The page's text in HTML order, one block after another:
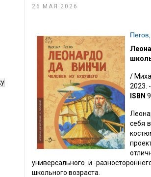
26 МАЯ 2026
/
2023.
ISBN
себя
универсального и
школьного возраста.